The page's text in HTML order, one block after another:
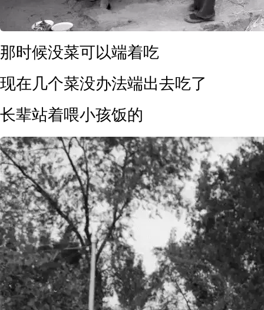
那时候没菜可以端着吃
现在几个菜没办法端出去吃了
长辈站着喂小孩饭的